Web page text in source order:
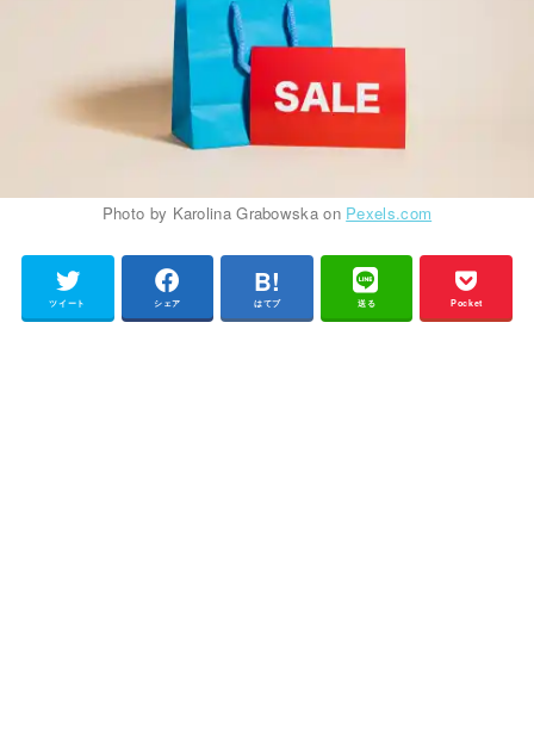
Photo by Karolina Grabowska on Pexels.com
ツイート シェア はてブ 送る Pocket